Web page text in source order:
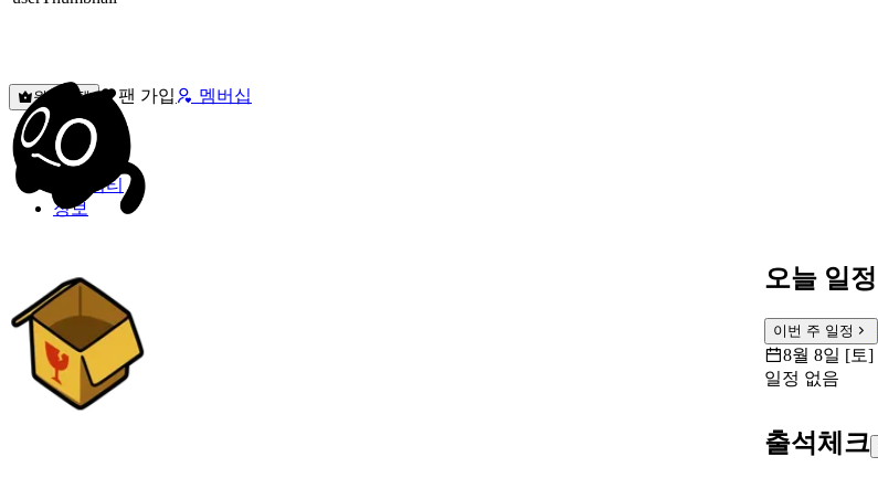
원픽선택 팬 가입 멤버십
밐타운
피드
커뮤니티
정보
오늘 일정
이번 주 일정
8월 8일 [토]
일정 없음
출석체크